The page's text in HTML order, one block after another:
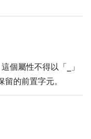
個屬性不得以「_」
的前置字元。